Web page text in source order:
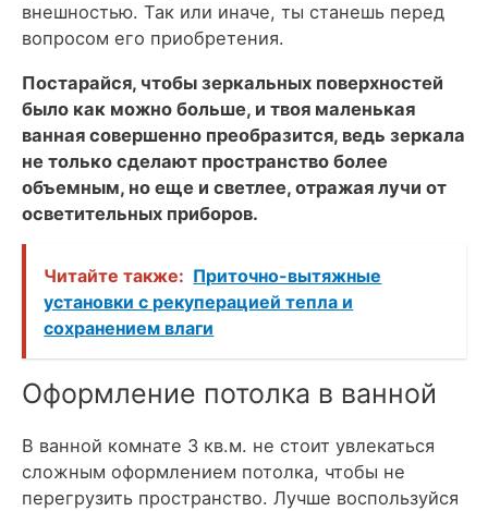
внешностью. Так или иначе, ты станешь перед
вопросом его приобретения.
Постарайся, чтобы зеркальных поверхностей
было как можно больше, и твоя маленькая
ванная совершенно преобразится, ведь зеркала
не только сделают пространство более
объемным, но еще и светлее, отражая лучи от
осветительных приборов.
Читайте также: Приточно-вытяжные
установки с рекуперацией тепла и
сохранением влаги
Оформление потолка в ванной
В ванной комнате 3 кв.м. не стоит увлекаться
сложным оформлением потолка, чтобы не
перегрузить пространство. Лучше воспользуйся